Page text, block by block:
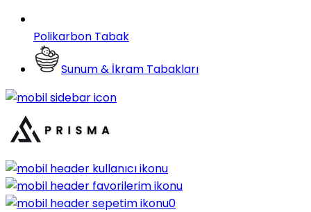
Polikarbon Tabak
Sunum & İkram Tabakları
0